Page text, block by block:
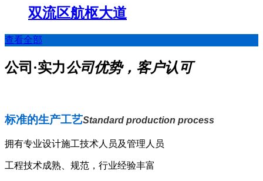
双流区航枢大道
查看全部
公司·实力公司优势，客户认可
标准的生产工艺Standard production process
拥有专业设计施工技术人员及管理人员
工程技术成熟、规范，行业经验丰富